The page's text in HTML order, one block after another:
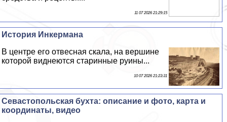
11 07 2026 21:29:15
История Инкермана
В центре его отвесная скала, на вершине
которой виднеются старинные руины...
10 07 2026 21:23:31
Севастопольская бухта: описание и фото, карта и
координаты, видео